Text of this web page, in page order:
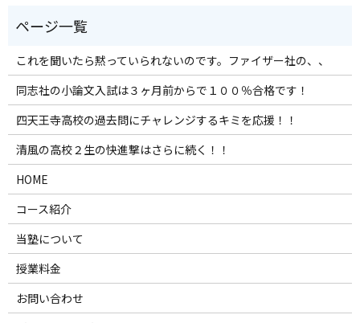
これを聞いたら黙っていられないのです。ファイザー社の、、
同志社の小論文入試は３ヶ月前からで１００％合格です！
四天王寺高校の過去問にチャレンジするキミを応援！！
清風の高校２生の快進撃はさらに続く！！
HOME
コース紹介
当塾について
授業料金
お問い合わせ